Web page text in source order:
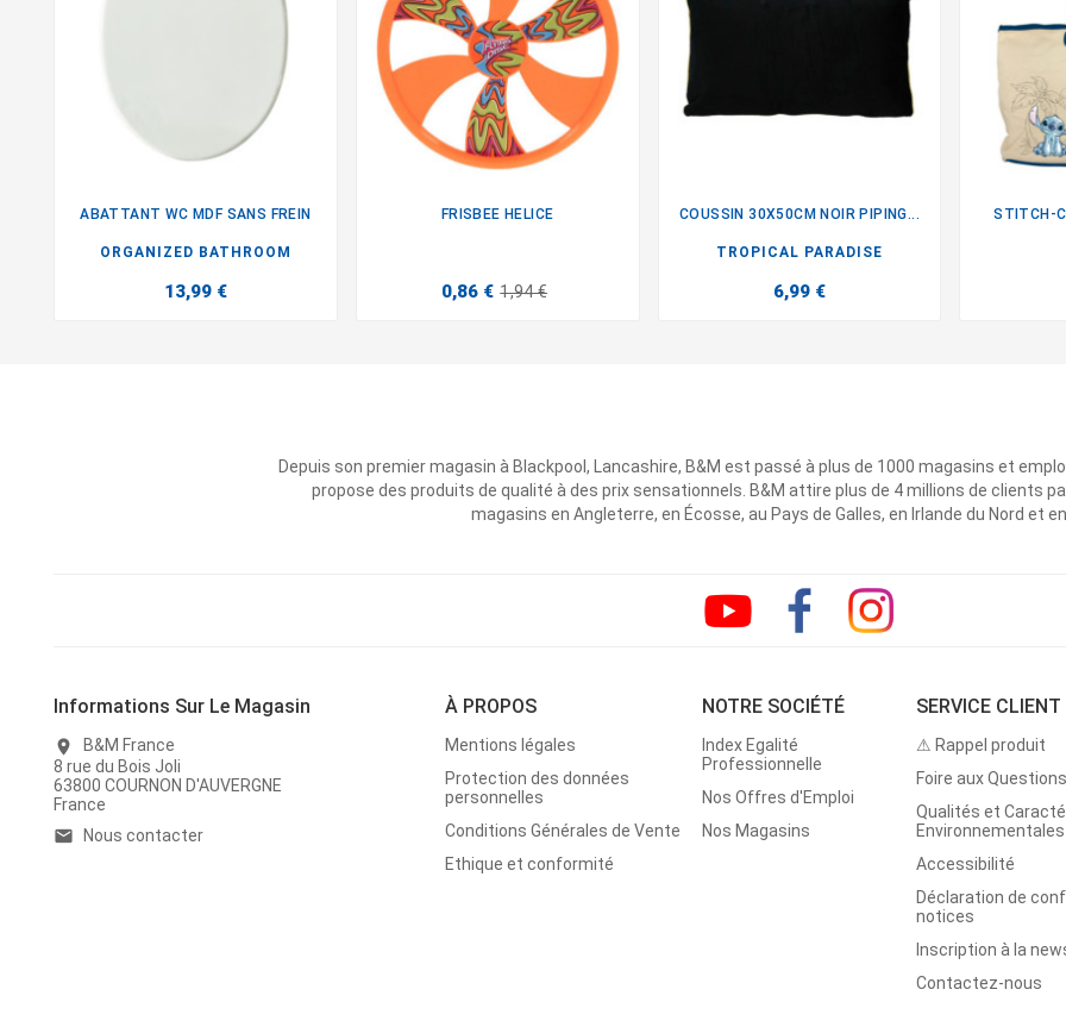
ABATTANT WC MDF SANS FREIN
ORGANIZED BATHROOM
13,99 €
FRISBEE HELICE
0,86 € 1,94 €
COUSSIN 30X50CM NOIR PIPING...
TROPICAL PARADISE
6,99 €
STITCH-
Depuis son premier magasin à Blackpool, Lancashire, B&M est passé à plus de 1000 magasins et
propose des produits de qualité à des prix sensationnels. B&M attire plus de 4 millions de clients
magasins en Angleterre, en Écosse, au Pays de Galles, en Irlande du Nord et
Informations Sur Le Magasin
location_on
B&M France
8 rue du Bois Joli
63800 COURNON D'AUVERGNE
France
email Nous contacter
À PROPOS
Mentions légales
Protection des données
personnelles
Conditions Générales de Vente
Ethique et conformité
NOTRE SOCIÉTÉ
Index Egalité
Professionnelle
Nos Offres d'Emploi
Nos Magasins
SERVICE CLIENT
⚠ Rappel produit
Foire aux
Qualités et
Environnementales
Accessibilité
Déclaration de
notices
Inscription à la
Contactez-nous